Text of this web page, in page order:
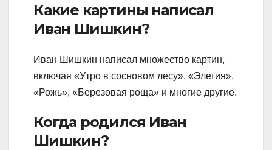
Какие картины написал
Иван Шишкин?
Иван Шишкин написал множество картин,
включая «Утро в сосновом лесу», «Элегия»,
«Рожь», «Березовая роща» и многие другие.
Когда родился Иван
Шишкин?